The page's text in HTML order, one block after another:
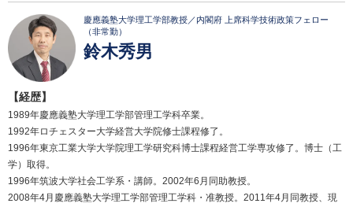
慶應義塾大学理工学部教授／内閣府 上席科学技術政策フェロー
（非常勤）
鈴木秀男
【経歴】
1989年慶應義塾大学理工学部管理工学科卒業。
1992年ロチェスター大学経営大学院修士課程修了。
1996年東京工業大学大学院理工学研究科博士課程経営工学専攻修了。博士（工
学）取得。
1996年筑波大学社会工学系・講師。2002年6月同助教授。
2008年4月慶應義塾大学理工学部管理工学科・准教授。2011年4月同教授、現